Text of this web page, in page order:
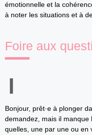
émotionnelle et la
à noter les situations et à
Foire aux
Bonjour, prêt·e à plonger
demandez, mais il manque
quelles, une par une ou en